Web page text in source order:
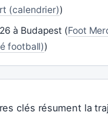
(calendrier))
à Budapest (Foot
football))
clés résument la